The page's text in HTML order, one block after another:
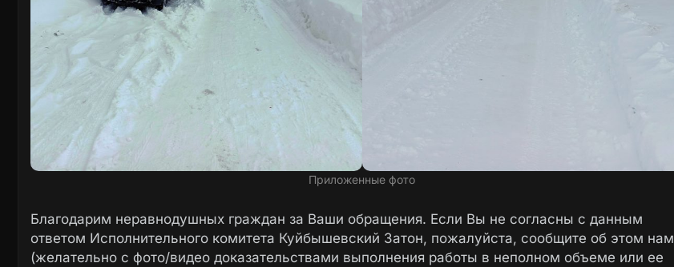
Приложенные фото
Благодарим неравнодушных граждан за Ваши обращения. Если Вы не согласны с данным
ответом Исполнительного комитета Куйбышевский Затон, пожалуйста, сообщите об этом нам
(желательно с фото/видео доказательствами выполнения работы в неполном объеме или ее